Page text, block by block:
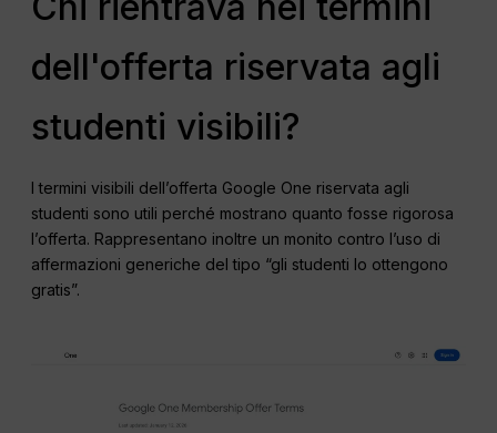
dell'offerta riservata agli
studenti visibili?
I termini visibili dell’offerta Google One riservata agli
studenti sono utili perché mostrano quanto fosse rigorosa
l’offerta. Rappresentano inoltre un monito contro l’uso di
affermazioni generiche del tipo “gli studenti lo ottengono
gratis”.